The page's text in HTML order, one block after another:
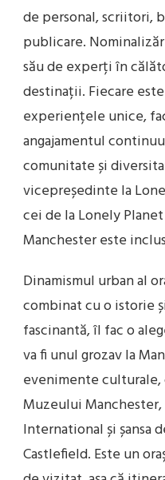
de personal, scriitori,
publicare.
său de experți în
destinații. Fiecare
experiențele unice,
angajamentul
comunitate și
vicepreședinte la
cei de la Lonely
Manchester este
Dinamismul urban al
combinat cu o istorie
fascinantă, îl fac o
va fi unul grozav la
evenimente culturale,
Muzeului
International și șansa
Castlefield. Este un